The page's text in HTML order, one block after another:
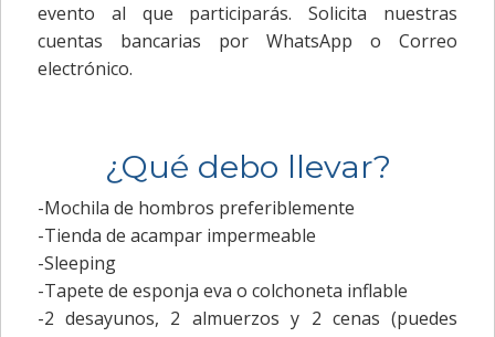
evento al que participarás. Solicita nuestras
cuentas bancarias por WhatsApp o Correo
electrónico.
¿Qué debo llevar?
-Mochila de hombros preferiblemente
-Tienda de acampar impermeable
-Sleeping
-Tapete de esponja eva o colchoneta inflable
-2 desayunos, 2 almuerzos y 2 cenas (puedes